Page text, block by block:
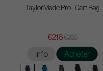
TaylorMade Pro - Cart Bag
€216€265
Info Acheter